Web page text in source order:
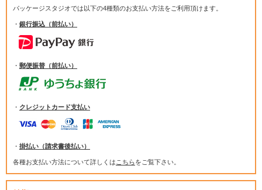
パッケージスタジオでは以下の4種類のお支払い方法をご利用頂けます。
・ 銀行振込（前払い）
・ 郵便振替（前払い）
・ クレジットカード支払い
・ 掛払い（請求書後払い）
各種お支払い方法について詳しくは こちらをご覧下さい。